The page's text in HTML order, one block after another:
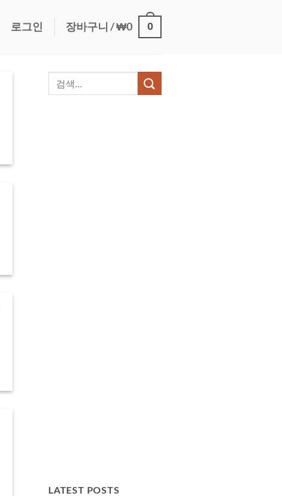
로그인 장바구니 /₩0 0
LATEST POSTS